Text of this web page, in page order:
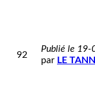
92
Publié le 19-
par LE